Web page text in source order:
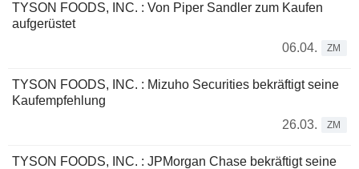
TYSON FOODS, INC. : Von Piper Sandler zum Kaufen
aufgerüstet
06.04.
ZM
TYSON FOODS, INC. : Mizuho Securities bekräftigt seine
Kaufempfehlung
26.03.
ZM
TYSON FOODS, INC. : JPMorgan Chase bekräftigt seine